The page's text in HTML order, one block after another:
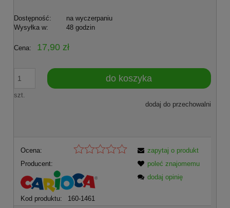
Dostępność:
na wyczerpaniu
Wysyłka w:
48 godzin
Cena: 17,90 zł
szt.
do koszyka
dodaj do przechowalni
Ocena:
Producent:
Kod produktu: 160-1461
zapytaj o produkt
poleć znajomemu
dodaj opinię